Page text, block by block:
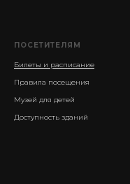
ПОСЕТИТЕЛЯМ
Билеты и расписание
Правила посещения
Музей для детей
Доступность зданий